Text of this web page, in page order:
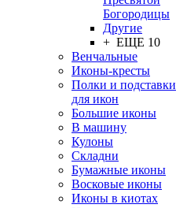
Богородицы
Другие
+ ЕЩЕ 10
Венчальные
Иконы-кресты
Полки и подставки
для икон
Большие иконы
В машину
Кулоны
Складни
Бумажные иконы
Восковые иконы
Иконы в киотах